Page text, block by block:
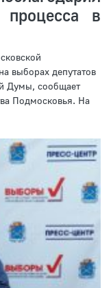
процесса в
выборах депутатов
Думы, сообщает
Подмосковья. На